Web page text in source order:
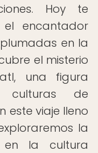
Hoy te
encantador
en la
el misterio
una figura
culturas de
este viaje lleno
la
en la cultura